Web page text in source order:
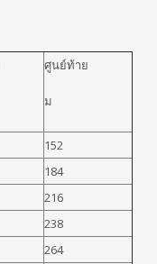
ศูนย์ท้าย
ม
152
184
216
238
264